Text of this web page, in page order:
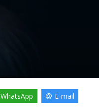
WhatsApp E-mail